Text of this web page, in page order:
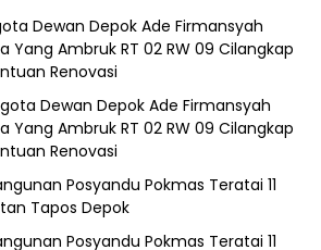
Dewan Depok Ade Firmansyah
Yang Ambruk RT 02 RW 09 Cilangkap
Renovasi
Dewan Depok Ade Firmansyah
Yang Ambruk RT 02 RW 09 Cilangkap
Renovasi
Posyandu Pokmas Teratai 11
Tapos Depok
Posyandu Pokmas Teratai 11